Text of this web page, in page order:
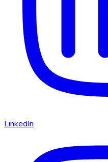
LinkedIn